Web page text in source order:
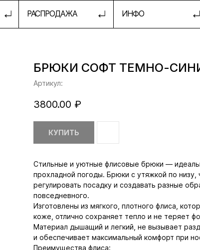
ИНФО
РАСПРОДАЖА ШКОЛА
БРЮКИ СОФТ ТЕМНО-
Артикул:
3800.00 ₽
КУПИТЬ
Стильные и уютные флисовые брюки —
прохладной погоды. Брюки с утяжкой по низу,
регулировать посадку и создавать разные
повседневного.
Изготовлены из мягкого, плотного флиса,
коже, отлично сохраняет тепло и не теряет
Материал дышащий и легкий, не вызывает
и обеспечивает максимальный комфорт при
Преимущества флиса: